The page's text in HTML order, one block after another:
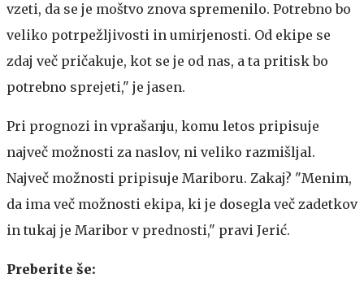
vzeti, da se je moštvo znova spremenilo. Potrebno bo
veliko potrpežljivosti in umirjenosti. Od ekipe se
zdaj več pričakuje, kot se je od nas, a ta pritisk bo
potrebno sprejeti," je jasen.
Pri prognozi in vprašanju, komu letos pripisuje
največ možnosti za naslov, ni veliko razmišljal.
Največ možnosti pripisuje Mariboru. Zakaj? "Menim,
da ima več možnosti ekipa, ki je dosegla več zadetkov
in tukaj je Maribor v prednosti," pravi Jerić.
Preberite še: